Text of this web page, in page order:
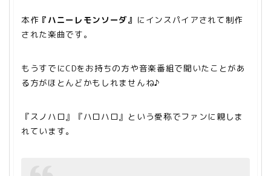
本作 『ハニーレモンソーダ』 にインスパイアされて制作
された楽曲です。
もうすでにCDをお持ちの方や音楽番組で聞いたことがあ
る方がほとんどかもしれませんね♪
『スノハロ』『ハロハロ』という愛称でファンに親しま
れています。